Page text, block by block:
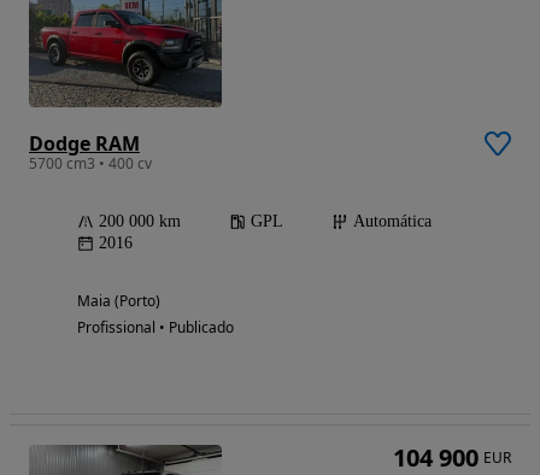
Dodge RAM
5700 cm3 • 400 cv
200 000 km GPL
Automática
2016
Maia (Porto)
Profissional • Publicado
104 900 EUR